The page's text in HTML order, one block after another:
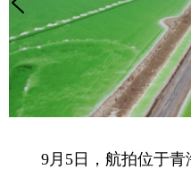
9月5日，航拍位于青